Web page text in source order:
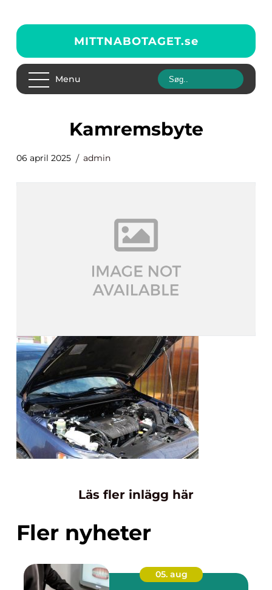
MITTNABOTAGET.se
Menu
Kamremsbyte
06 april 2025 admin
Läs fler inlägg här
Fler nyheter
05. aug